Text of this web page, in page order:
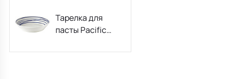
Тарелка для
пасты Pacific